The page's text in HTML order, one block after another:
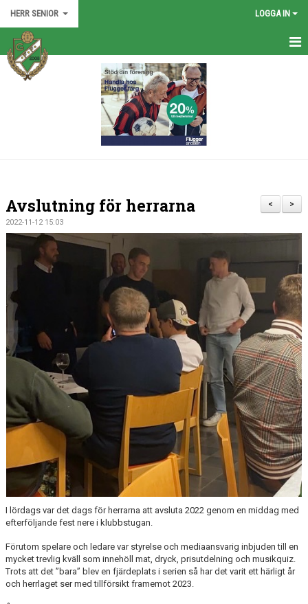
HERR SENIOR LOGGA IN
HEM
DOKUMENT
KONTAKT
MATCHER
>
<
Avslutning för herrarna
2022-11-12 15:03
I lördags var det dags för herrarna att avsluta 2022 genom en middag med
efterföljande fest nere i klubbstugan.
Förutom spelare och ledare var styrelse och mediaansvarig inbjuden till en
mycket trevlig kväll som innehöll mat, dryck, prisutdelning och musikquiz.
Trots att det ”bara” blev en fjärdeplats i serien så har det varit ett härligt år
och herrlaget ser med tillförsikt framemot 2023.